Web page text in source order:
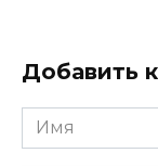
Добавить
Имя